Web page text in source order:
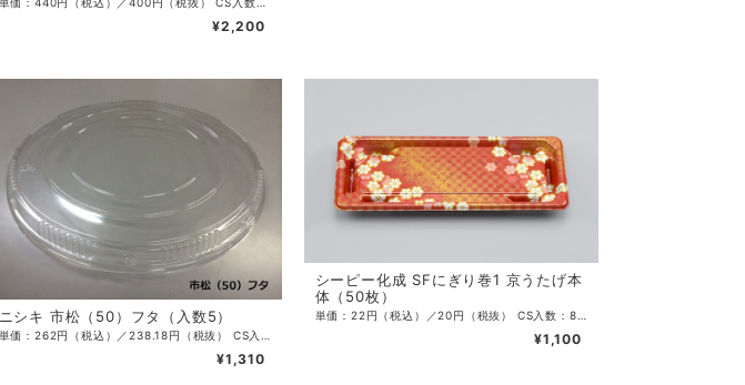
¥2,200
ニシキ 市松（50）フタ（入数5）
¥1,310
シーピー化成 SFにぎり巻1 京うたげ本
体（50枚）
¥1,100